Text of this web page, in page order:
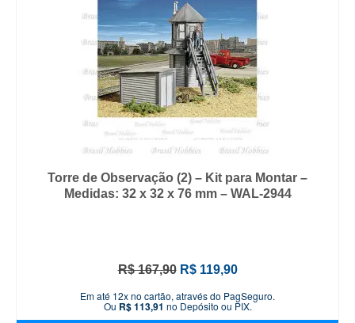
Torre de Observação (2) – Kit para Montar –
Medidas: 32 x 32 x 76 mm – WAL-2944
R$167,90 O
original
era:
R$119,90O
atual
Em até 12x no cartão, através do PagSeguro.
Ou R$113,91 no Depósito ou PIX.